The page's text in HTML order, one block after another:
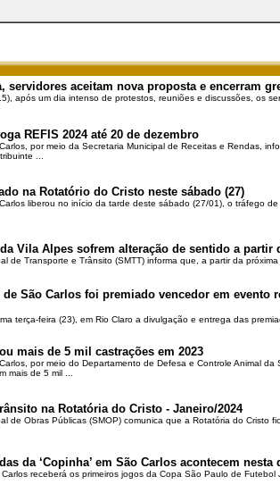
servidores aceitam nova proposta e encerram
após um dia intenso de protestos, reuniões e discussões, os
REFIS 2024 até 20 de dezembro
por meio da Secretaria Municipal de Receitas e Rendas,
...
na Rotatório do Cristo neste sábado (27)
liberou no início da tarde deste sábado (27/01), o tráfego
Vila Alpes sofrem alteração de sentido a partir
de Transporte e Trânsito (SMTT) informa que, a partir da
São Carlos foi premiado vencedor em evento
terça-feira (23), em Rio Claro a divulgação e entrega das
mais de 5 mil castrações em 2023
por meio do Departamento de Defesa e Controle Animal
mais de 5 mil ...
na Rotatória do Cristo - Janeiro/2024
de Obras Públicas (SMOP) comunica que a Rotatória do Cristo
da ‘Copinha’ em São Carlos acontecem nesta
receberá os primeiros jogos da Copa São Paulo de Futebol